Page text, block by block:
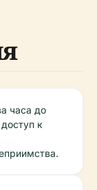
часа до
к